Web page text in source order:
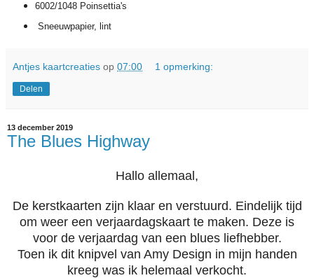
6002/1048 Poinsettia's
Sneeuwpapier, lint
Antjes kaartcreaties op 07:00 1 opmerking:
Delen
13 december 2019
The Blues Highway
Hallo allemaal,
De kerstkaarten zijn klaar en verstuurd. Eindelijk tijd
om weer een verjaardagskaart te maken. Deze is
voor de verjaardag van een blues liefhebber.
Toen ik dit knipvel van Amy Design in mijn handen
kreeg was ik helemaal verkocht.